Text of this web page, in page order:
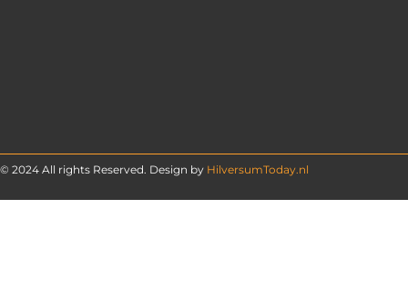
© 2024 All rights Reserved. Design by HilversumToday.nl